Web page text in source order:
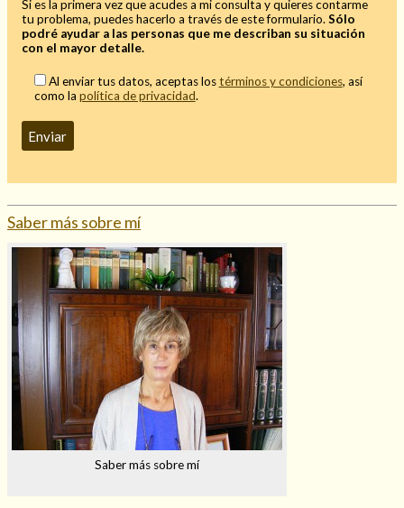
Si es la primera vez que acudes a mi consulta y quieres contarme
tu problema, puedes hacerlo a través de este formulario.Sólo
podré ayudar a las personas que me describan su situación
con el mayor detalle.
Al enviar tus datos, aceptas lostérminos y condiciones, así
como la política de privacidad.
Saber más sobre mí
Saber más sobre mí